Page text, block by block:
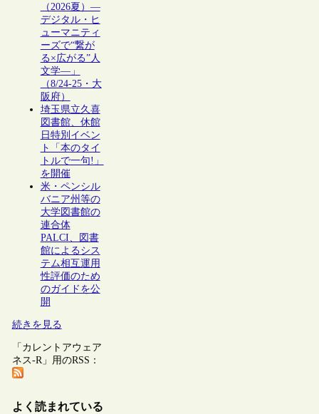
（2026夏）―
デジタル・ヒ
ューマニティ
ーズで“繋が
る×広がる”人
文学―」
（8/24-25・大
阪府）
埼玉県立久喜
図書館、休館
日特別イベン
ト「本のタイ
トルで一句!」
を開催
米・ペンシル
バニア州等の
大学図書館の
連合体
PALCI、図書
館によるシス
テム相互運用
性評価のため
のガイドを公
開
続きを見る
「カレントアウェア
ネス-R」用のRSS：
よく読まれている